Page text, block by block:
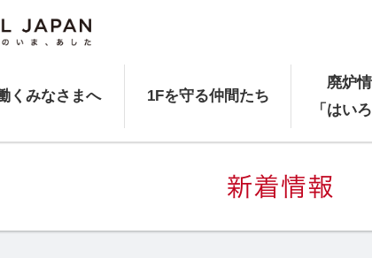
くみなさまへ 1Fを守る仲間たち
廃炉
「はい